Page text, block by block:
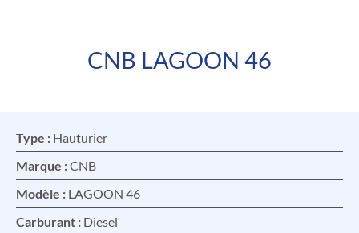
CNB LAGOON 46
Type : Hauturier
Marque :CNB
Modèle : LAGOON 46
Carburant : Diesel